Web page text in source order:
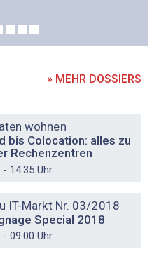
» MEHR DOSSIERS
wohnen
bis Colocation: alles zu
Rechenzentren
14:35 Uhr
IT-Markt Nr. 03/2018
Special 2018
09:00 Uhr